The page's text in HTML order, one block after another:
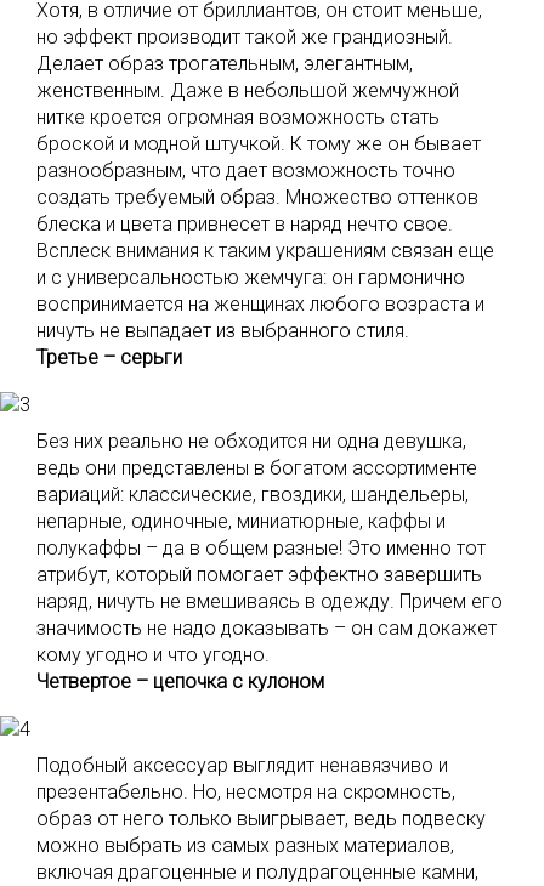
Хотя, в отличие от бриллиантов, он стоит меньше,
но эффект производит такой же грандиозный.
Делает образ трогательным, элегантным,
женственным. Даже в небольшой жемчужной
нитке кроется огромная возможность стать
броской и модной штучкой. К тому же он бывает
разнообразным, что дает возможность точно
создать требуемый образ. Множество оттенков
блеска и цвета привнесет в наряд нечто свое.
Всплеск внимания к таким украшениям связан еще
и с универсальностью жемчуга: он гармонично
воспринимается на женщинах любого возраста и
ничуть не выпадает из выбранного стиля.
Третье – серьги
Без них реально не обходится ни одна девушка,
ведь они представлены в богатом ассортименте
вариаций: классические, гвоздики, шандельеры,
непарные, одиночные, миниатюрные, каффы и
полукаффы – да в общем разные! Это именно тот
атрибут, который помогает эффектно завершить
наряд, ничуть не вмешиваясь в одежду. Причем его
значимость не надо доказывать – он сам докажет
кому угодно и что угодно.
Четвертое – цепочка с кулоном
Подобный аксессуар выглядит ненавязчиво и
презентабельно. Но, несмотря на скромность,
образ от него только выигрывает, ведь подвеску
можно выбрать из самых разных материалов,
включая драгоценные и полудрагоценные камни,